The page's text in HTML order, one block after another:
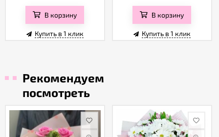
В корзину
Купить в 1 клик
В корзину
Купить в 1 клик
Рекомендуем
посмотреть